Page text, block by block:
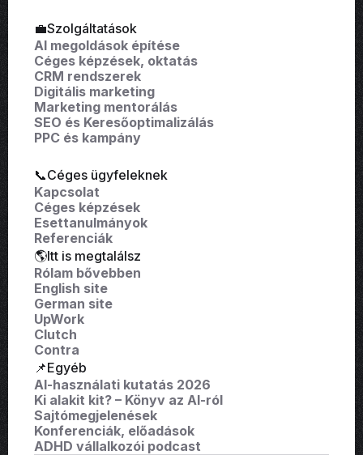
💼Szolgáltatások
AI megoldások építése
Céges képzések, oktatás
CRM rendszerek
Digitális marketing
Marketing mentorálás
SEO és Keresőoptimalizálás
PPC és kampány
📞Céges ügyfeleknek
Kapcsolat
Céges képzések
Esettanulmányok
Referenciák
🌎Itt is megtalálsz
Rólam bővebben
English site
German site
UpWork
Clutch
Contra
📌Egyéb
AI-használati kutatás 2026
Ki alakit kit? – Könyv az AI-ról
Sajtómegjelenések
Konferenciák, előadások
ADHD vállalkozói podcast